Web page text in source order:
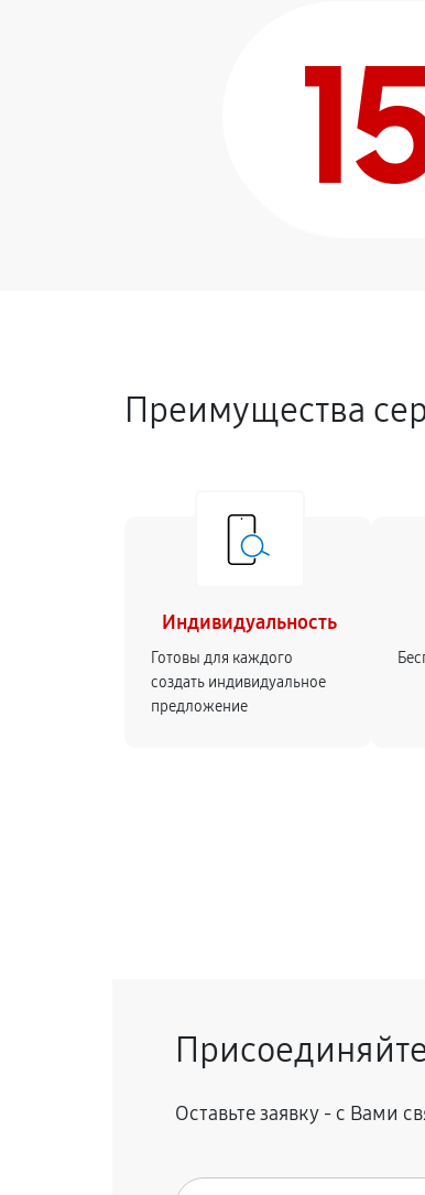
Преимущества
Индивидуальность
Готовы для каждого
создать индивидуальное
предложение
Оставьте заявку - с Вами